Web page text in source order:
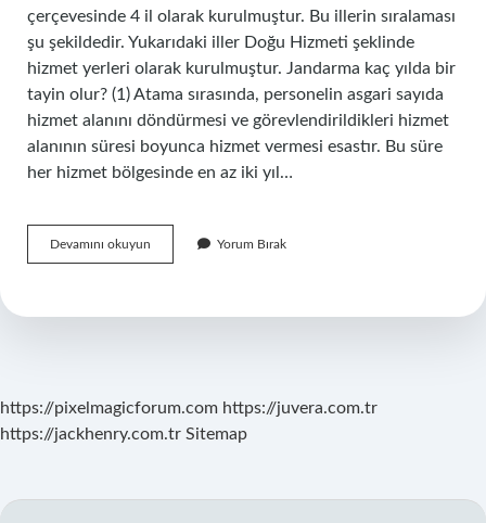
çerçevesinde 4 il olarak kurulmuştur. Bu illerin sıralaması
şu şekildedir. Yukarıdaki iller Doğu Hizmeti şeklinde
hizmet yerleri olarak kurulmuştur. Jandarma kaç yılda bir
tayin olur? (1) Atama sırasında, personelin asgari sayıda
hizmet alanını döndürmesi ve görevlendirildikleri hizmet
alanının süresi boyunca hizmet vermesi esastır. Bu süre
her hizmet bölgesinde en az iki yıl…
Devamını okuyun Jandarma
Uzman
Kaç
Yorum Bırak
https://pixelmagicforum.com https://juvera.com.tr
https://jackhenry.com.tr Sitemap